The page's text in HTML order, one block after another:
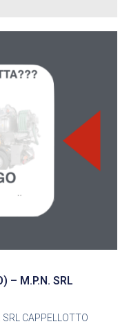
– M.P.N. SRL
CAPPELLOTTO